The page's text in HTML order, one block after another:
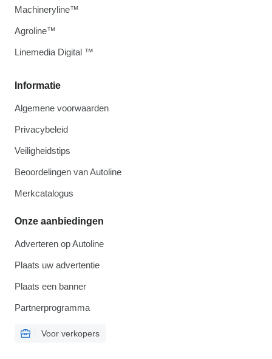
Informatie
Algemene voorwaarden
Privacybeleid
Veiligheidstips
Beoordelingen van Autoline
Merkcatalogus
Onze aanbiedingen
Adverteren op Autoline
Plaats uw advertentie
Plaats een banner
Partnerprogramma
Voor verkopers
Machineryline™
Agroline™
Linemedia Digital ™